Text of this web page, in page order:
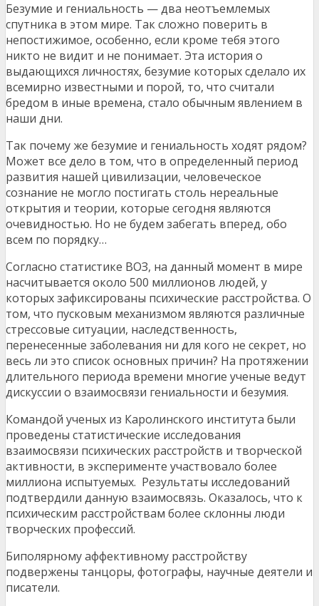
Безумие и гениальность — два неотъемлемых
спутника в этом мире. Так сложно поверить в
непостижимое, особенно, если кроме тебя этого
никто не видит и не понимает. Эта история о
выдающихся личностях, безумие которых сделало их
всемирно известными и порой, то, что считали
бредом в иные времена, стало обычным явлением в
наши дни.
Так почему же безумие и гениальность ходят рядом?
Может все дело в том, что в определенный период
развития нашей цивилизации, человеческое
сознание не могло постигать столь нереальные
открытия и теории, которые сегодня являются
очевидностью. Но не будем забегать вперед, обо
всем по порядку…
Согласно статистике ВОЗ, на данный момент в мире
насчитывается около 500 миллионов людей, у
которых зафиксированы психические расстройства. О
том, что пусковым механизмом являются различные
стрессовые ситуации, наследственность,
перенесенные заболевания ни для кого не секрет, но
весь ли это список основных причин? На протяжении
длительного периода времени многие ученые ведут
дискуссии о взаимосвязи гениальности и безумия.
Командой ученых из Каролинского института были
проведены статистические исследования
взаимосвязи психических расстройств и творческой
активности, в эксперименте участвовало более
миллиона испытуемых. Результаты исследований
подтвердили данную взаимосвязь. Оказалось, что к
психическим расстройствам более склонны люди
творческих профессий.
Биполярному аффективному расстройству
подвержены танцоры, фотографы, научные деятели и
писатели.